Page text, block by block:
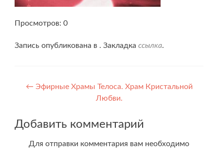
Просмотров: 0
Запись опубликована в . Закладка ссылка.
Навигация
записям
← Эфирные Храмы Телоса. Храм Кристальной
Любви.
Добавить комментарий
Для отправки комментария вам необходимо